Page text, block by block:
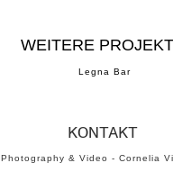
WEITERE
Legna Bar
KONTAKT
Photography & Video - Cornelia